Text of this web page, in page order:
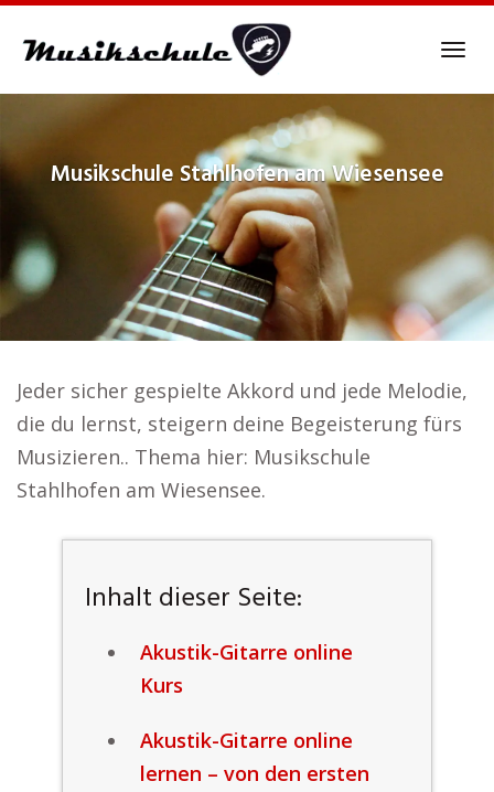
Musikschule Stahlhofen am Wiesensee
Jeder sicher gespielte Akkord und jede Melodie,
die du lernst, steigern deine Begeisterung fürs
Musizieren.. Thema hier: Musikschule
Stahlhofen am Wiesensee.
Inhalt dieser Seite:
Akustik-Gitarre online
Kurs
Akustik-Gitarre online
lernen – von den ersten